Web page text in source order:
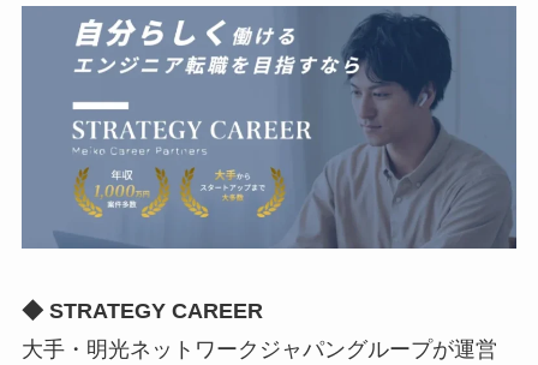
◆ STRATEGY CAREER
大手・明光ネットワークジャパングループが運営